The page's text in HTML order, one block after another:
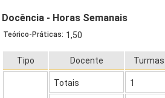
Docência - Horas Semanais
Teórico-Práticas: 1,50
Tipo Docente Turmas
Totais 1